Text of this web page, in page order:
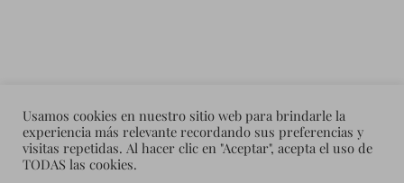
Usamos cookies en nuestro sitio web para brindarle la
experiencia más relevante recordando sus preferencias y
visitas repetidas. Al hacer clic en "Aceptar", acepta el uso de
TODAS las cookies.